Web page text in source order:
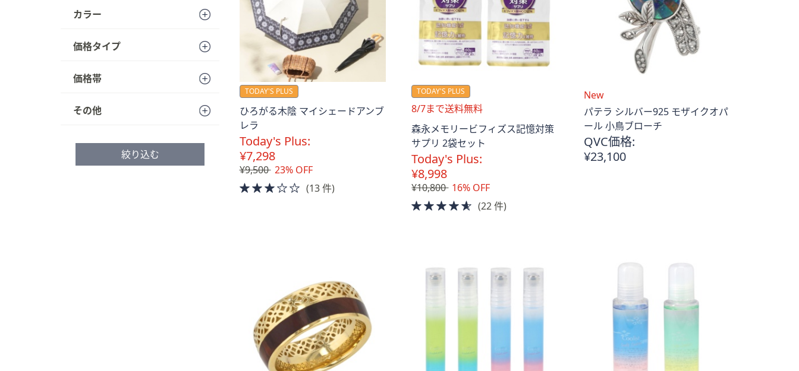
カラー
価格タイプ
価格帯
その他
絞り込む
TODAY'S PLUS
ひろがる木陰 マイシェードアンブ
レラ
Today's Plus:
¥7,298
¥9,500 23% OFF
3.0
(13 件)
TODAY'S PLUS
送
料
無
料
8/7まで送料無料
森永メモリービフィズス記憶対策
サプリ 2袋セット
Today's Plus:
¥8,998
¥10,800 16% OFF
4.5
(22 件)
New
パテラ シルバー925 モザイクオパ
ール 小鳥ブローチ
QVC価格:
¥23,100